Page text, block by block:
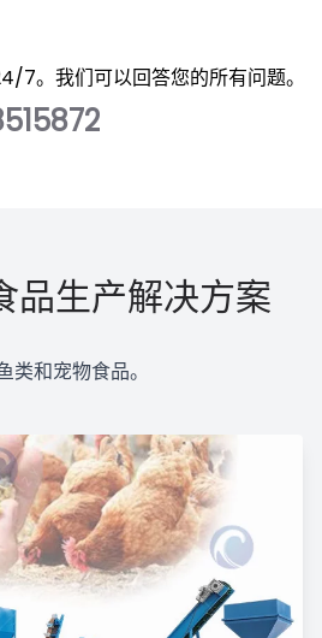
7。我们可以回答您的所有问题。
品生产解决方案
和宠物食品。